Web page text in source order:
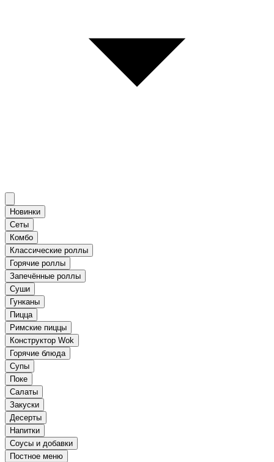
Новинки
Сеты
Комбо
Классические роллы
Горячие роллы
Запечённые роллы
Суши
Гунканы
Пицца
Римские пиццы
Конструктор Wok
Горячие блюда
Супы
Поке
Салаты
Закуски
Десерты
Напитки
Соусы и добавки
Постное меню